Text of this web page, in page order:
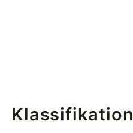
Klassifikation